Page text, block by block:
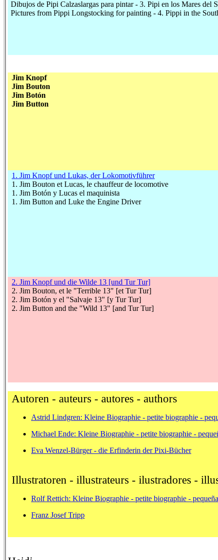
Dibujos de Pipi Calzaslargas para pintar - 3. Pipi en los Mares del
Pictures from Pippi Longstocking for painting - 4. Pippi in the
Jim Knopf
Jim Bouton
Jim Botón
Jim Button
1. Jim Knopf und Lukas, der Lokomotivführer
1. Jim Bouton et Lucas, le chauffeur de locomotive
1. Jim Botón y Lucas el maquinista
1. Jim Button and Luke the Engine Driver
2. Jim Knopf und die Wilde 13 [und Tur Tur]
2. Jim Bouton, et le "Terrible 13" [et Tur Tur]
2. Jim Botón y el "Salvaje 13" [y Tur Tur]
2. Jim Button and the "Wild 13" [and Tur Tur]
Autoren - auteurs - autores - authors
Astrid Lindgren: Kleine Biographie - petite biographie -
Michael Ende: Kleine Biographie - petite biographie -
Eva Wenzel-Bürger - die Erfinderin der Pixi-Bücher
Illustratoren - illustrateurs - ilustradores -
Rolf Rettich: Kleine Biographie - petite biographie -
Franz Josef Tripp